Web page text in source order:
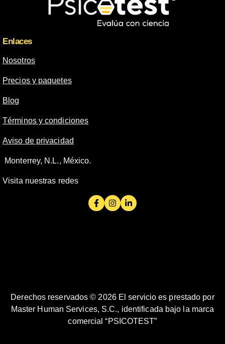
Enlaces
Nosotros
Precios y paquetes
Blog
Términos y condiciones
Aviso de privacidad
Monterrey, N.L., México.
Visita nuestras redes
Derechos reservados © 2026 El servicio es prestado por
Master Human Services, S.C., identificada bajo la marca
comercial “PSICOTEST”